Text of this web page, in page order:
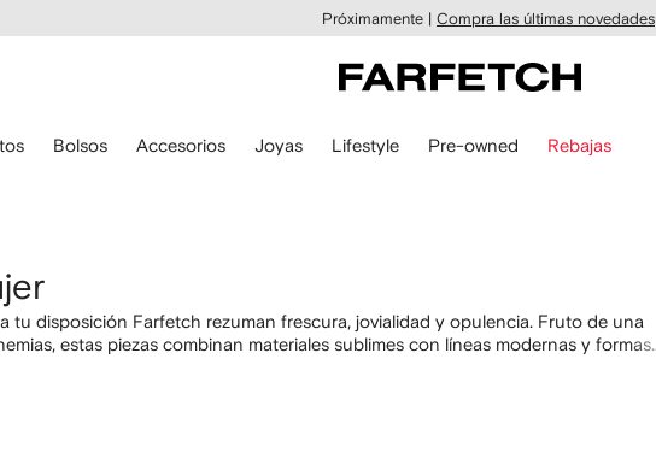
Próximamente | Compra las últimas novedades
Bolsos Accesorios Joyas Lifestyle Pre-owned Rebajas
tu disposición Farfetch rezuman frescura, jovialidad y opulencia. Fruto de una
estas piezas combinan materiales sublimes con líneas modernas y formas